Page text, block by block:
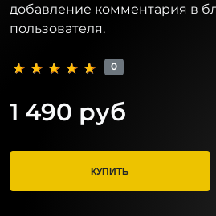
добавление комментария в
пользователя.
0
1 490 руб
КУПИТЬ